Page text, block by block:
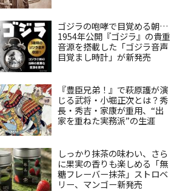
ゴジラの咆哮で目覚める朝…
1954年公開『ゴジラ』の貴重
音源を搭載した「ゴジラ音声
目覚まし時計」が新発売
『豊臣兄弟！』で萩原護が演
じる武将・小堀正次とは？秀
長・秀吉・家康が重用、“出
家を重ねた実務派”の生涯
しっかり抹茶の味わい、さら
に果実の香りも楽しめる「無
糖フレーバー抹茶」ストロベ
リー、マンゴー新発売